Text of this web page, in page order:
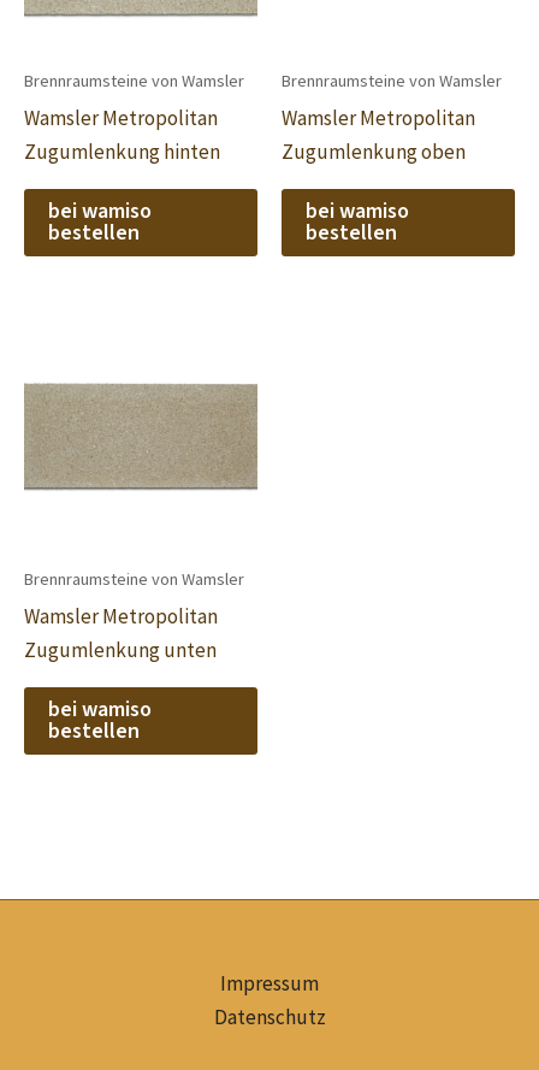
Brennraumsteine von Wamsler
Wamsler Metropolitan
Zugumlenkung hinten
bei wamiso
bestellen
Brennraumsteine von Wamsler
Wamsler Metropolitan
Zugumlenkung oben
bei wamiso
bestellen
Brennraumsteine von Wamsler
Wamsler Metropolitan
Zugumlenkung unten
bei wamiso
bestellen
Impressum
Datenschutz